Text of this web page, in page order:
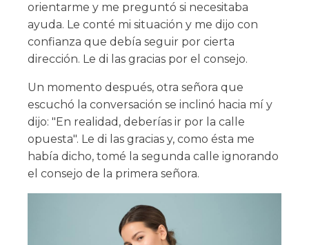
orientarme y me preguntó si necesitaba
ayuda. Le conté mi situación y me dijo con
confianza que debía seguir por cierta
dirección. Le di las gracias por el consejo.
Un momento después, otra señora que
escuchó la conversación se inclinó hacia mí y
dijo: "En realidad, deberías ir por la calle
opuesta". Le di las gracias y, como ésta me
había dicho, tomé la segunda calle ignorando
el consejo de la primera señora.